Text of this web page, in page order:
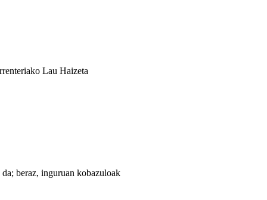
Lau Haizeta
beraz, inguruan kobazuloak